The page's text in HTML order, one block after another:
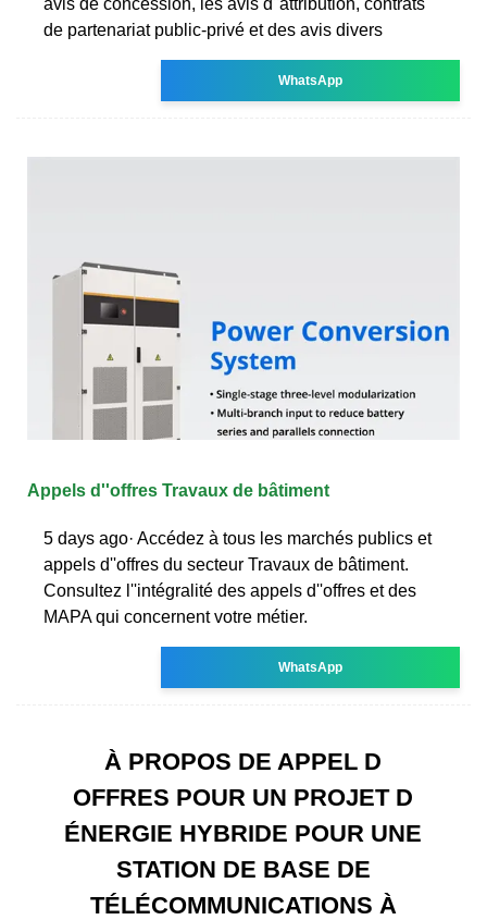
de partenariat public-privé et des avis divers
WhatsApp
Appels d''offres Travaux de bâtiment
5 days ago· Accédez à tous les marchés publics et
appels d''offres du secteur Travaux de bâtiment.
Consultez l''intégralité des appels d''offres et des
MAPA qui concernent votre métier.
WhatsApp
À PROPOS DE APPEL D
OFFRES POUR UN PROJET D
ÉNERGIE HYBRIDE POUR UNE
STATION DE BASE DE
TÉLÉCOMMUNICATIONS À